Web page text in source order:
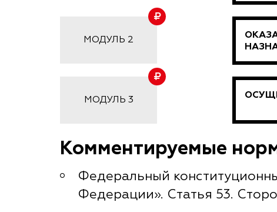
МОДУЛЬ 2
МОДУЛЬ 3
Комментируемые
Федеральный
Федерации». Статья 53.